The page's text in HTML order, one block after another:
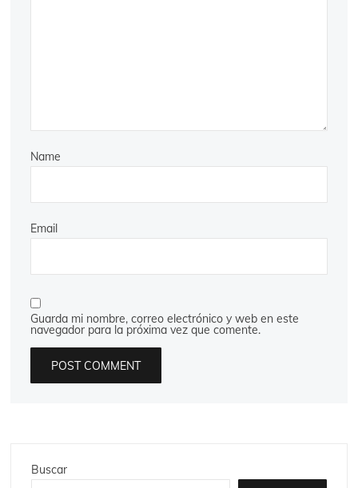
Name
Email
Guarda mi nombre, correo electrónico y web en este
navegador para la próxima vez que comente.
Buscar